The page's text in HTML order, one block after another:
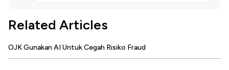
Related Articles
OJK Gunakan AI Untuk Cegah Risiko Fraud